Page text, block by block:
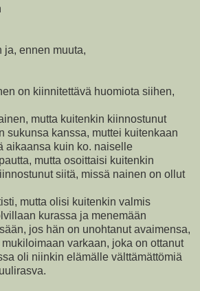
ja, ennen muuta,
on kiinnitettävä huomiota siihen,
mutta kuitenkin kiinnostunut
sukunsa kanssa, muttei kuitenkaan
aikaansa kuin ko. naiselle
mutta osoittaisi kuitenkin
siitä, missä nainen on ollut
mutta olisi kuitenkin valmis
kurassa ja menemään
jos hän on unohtanut avaimensa,
varkaan, joka on ottanut
oli niinkin elämälle välttämättömiä